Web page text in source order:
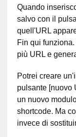
Quando
salvo con il
quell'URL
Fin qui
più URL e
Potrei creare
pulsante [nuovo
un nuovo
shortcode. Ma
invece di